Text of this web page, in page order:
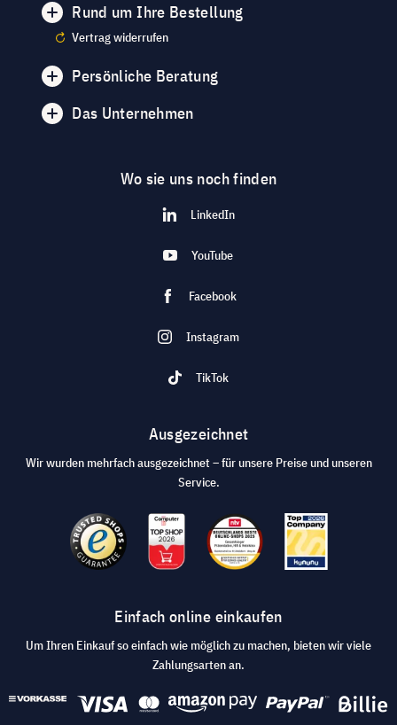
Rund um Ihre Bestellung
Vertrag widerrufen
Persönliche Beratung
Das Unternehmen
Wo sie uns noch finden
LinkedIn
YouTube
Facebook
Instagram
TikTok
Ausgezeichnet
Wir wurden mehrfach ausgezeichnet – für unsere Preise und unseren
Service.
Einfach online einkaufen
Um Ihren Einkauf so einfach wie möglich zu machen, bieten wir viele
Zahlungsarten an.